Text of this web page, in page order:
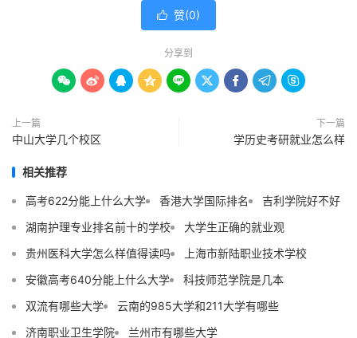
 赞(0)
分享到
        
上一篇
中山大学几个校区
下一篇
学历史考研就业怎么样
相关推荐
高考622分能上什么大学 香港大学国际排名
吉利学院好不好
湖南护理专业排名前十的学校
大学生正确的就业观
贵州医科大学怎么样值得读吗
上海市新陆职业技术学校
安徽高考640分能上什么大学
科技师范学院是几本
双流有哪些大学
云南的985大学和211大学有哪些
济南职业卫生学院
兰州市有哪些大学